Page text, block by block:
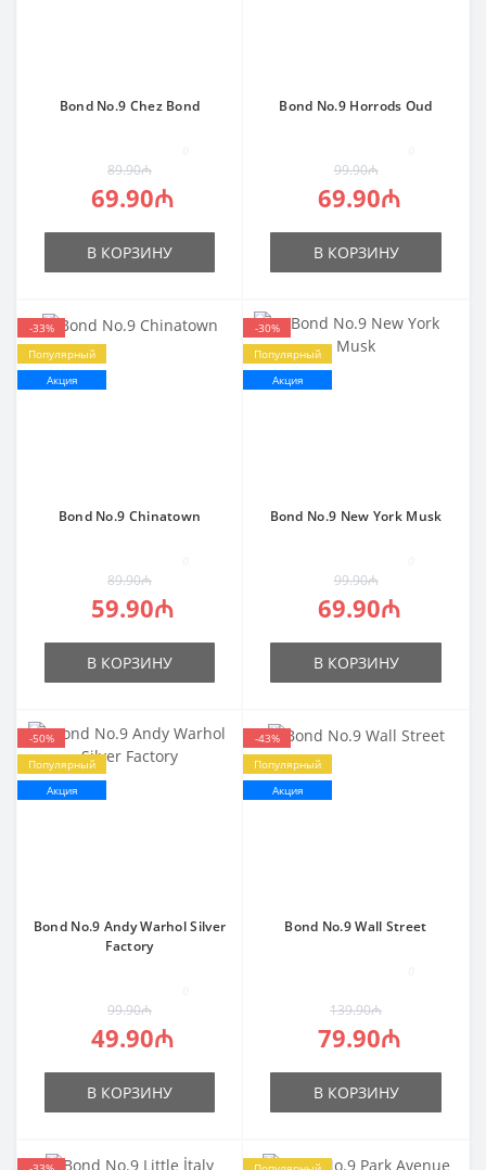
Bond No.9 Chez Bond
89.90₼
69.90₼
В КОРЗИНУ
Bond No.9 Horrods Oud
99.90₼
69.90₼
В КОРЗИНУ
-33%
Популярный
Акция
Bond No.9 Chinatown
89.90₼
59.90₼
В КОРЗИНУ
-30%
Популярный
Акция
Bond No.9 New York Musk
99.90₼
69.90₼
В КОРЗИНУ
-50%
Популярный
Акция
Bond No.9 Andy Warhol Silver
Factory
99.90₼
49.90₼
В КОРЗИНУ
-43%
Популярный
Акция
Bond No.9 Wall Street
139.90₼
79.90₼
В КОРЗИНУ